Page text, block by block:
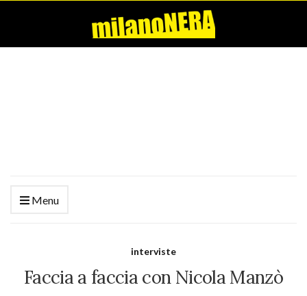
Menu
interviste
Faccia a faccia con Nicola Manzò